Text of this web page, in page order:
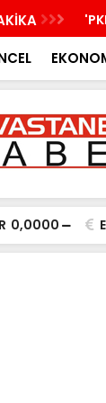
0,0000